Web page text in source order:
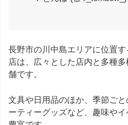
長野市の川中島エリアに位置
店は、広々とした店内と多種
舗です。
文具や日用品のほか、季節ご
ーティーグッズなど、趣味や